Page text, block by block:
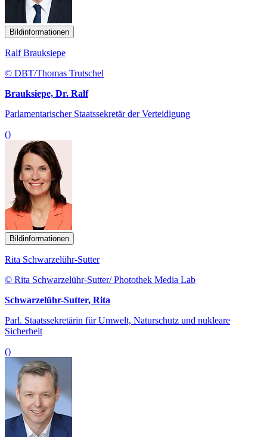
Bildinformationen
Ralf Brauksiepe
© DBT/Thomas Trutschel
Brauksiepe, Dr. Ralf
Parlamentarischer Staatssekretär der Verteidigung
()
Bildinformationen
Rita Schwarzelühr-Sutter
© Rita Schwarzelühr-Sutter/ Photothek Media Lab
Schwarzelühr-Sutter, Rita
Parl. Staatssekretärin für Umwelt, Naturschutz und nukleare
Sicherheit
()